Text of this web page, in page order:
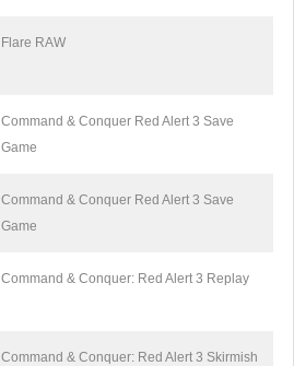
Flare RAW
Command & Conquer Red Alert 3 Save
Game
Command & Conquer Red Alert 3 Save
Game
Command & Conquer: Red Alert 3 Replay
Command & Conquer: Red Alert 3 Skirmish